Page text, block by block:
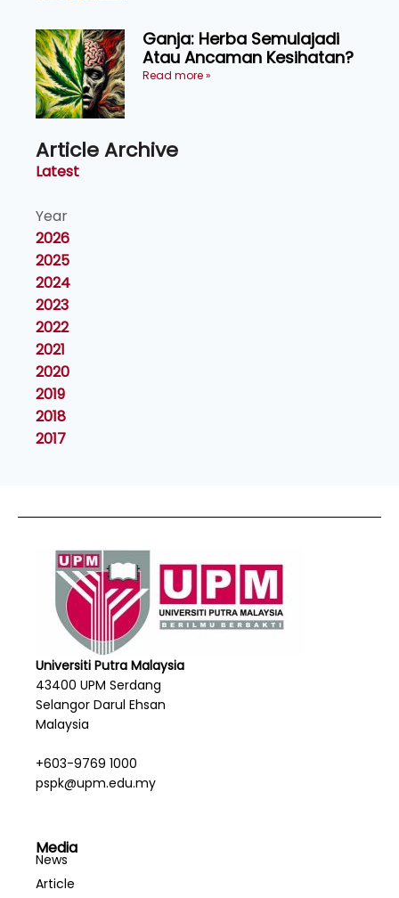
Ganja: Herba Semulajadi
Atau Ancaman Kesihatan?
Read more »
Article Archive
Latest
Year
2026
2025
2024
2023
2022
2021
2020
2019
2018
2017
Universiti Putra Malaysia
43400 UPM Serdang
Selangor Darul Ehsan
Malaysia
+603-9769 1000
pspk@upm.edu.my
Media
News
Article